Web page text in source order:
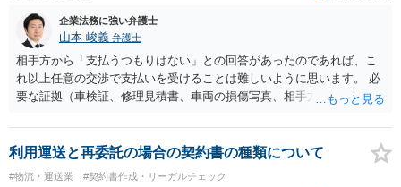
企業法務に強い弁護士
山本 峻義 弁護士
相手方から「支払うつもりはない」との回答があったのであれば、こ
れ以上任意の交渉で支払いを受けることは難しいように思います。 必
要な証拠（車検証、修理見積書、車両の損傷写真、相手方が過失を認
いかと思います。
利用運送と再委託の場合の契約書の種類について
#物流・運送業 #契約書作成・リーガルチェック